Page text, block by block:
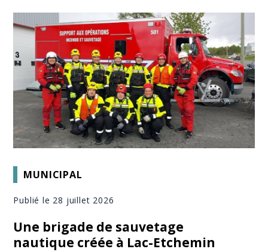
MUNICIPAL
Publié le 28 juillet 2026
Une brigade de sauvetage
nautique créée à Lac-Etchemin